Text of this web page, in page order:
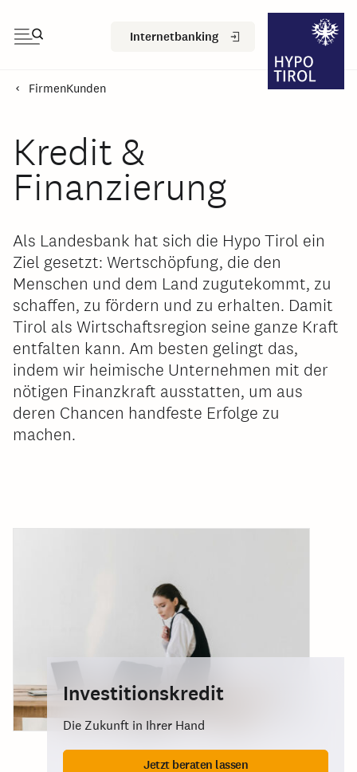
Internetbanking
FirmenKunden
Kredit &
Finanzierung
Als Landesbank hat sich die Hypo Tirol ein
Ziel gesetzt: Wertschöpfung, die den
Menschen und dem Land zugutekommt, zu
schaffen, zu fördern und zu erhalten. Damit
Tirol als Wirtschaftsregion seine ganze Kraft
entfalten kann. Am besten gelingt das,
indem wir heimische Unternehmen mit der
nötigen Finanzkraft ausstatten, um aus
deren Chancen handfeste Erfolge zu
machen.
Investitionskredit
Die Zukunft in Ihrer Hand
Jetzt beraten lassen